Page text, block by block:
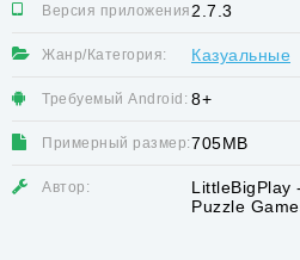
Версия приложения:2.7.3
Жанр/Категория: Казуальные
Требуемый Android: 8+
Примерный размер:705MB
Автор:
LittleBigPlay
Puzzle